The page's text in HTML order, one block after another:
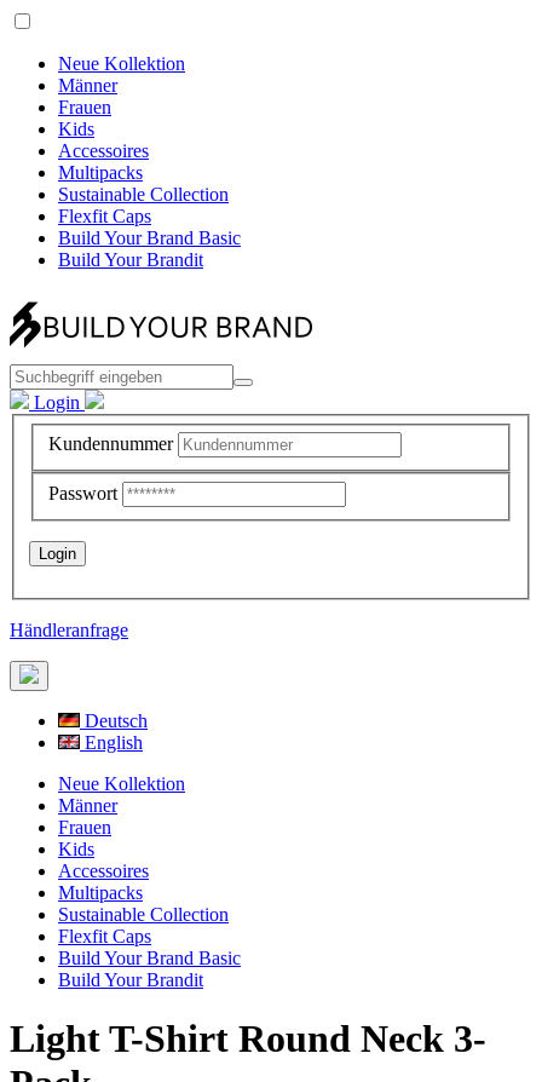
Neue Kollektion
Männer
Frauen
Kids
Accessoires
Multipacks
Sustainable Collection
Flexfit Caps
Build Your Brand Basic
Build Your Brandit
Login
Kundennummer
Passwort
Händleranfrage
Deutsch
English
Neue Kollektion
Männer
Frauen
Kids
Accessoires
Multipacks
Sustainable Collection
Flexfit Caps
Build Your Brand Basic
Build Your Brandit
Light T-Shirt Round Neck 3-